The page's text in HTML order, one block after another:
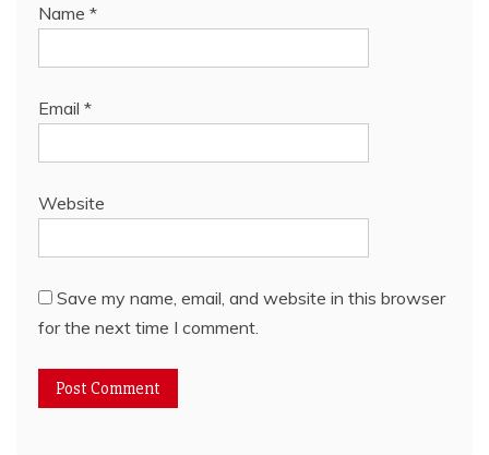
Name *
Email *
Website
Save my name, email, and website in this browser
for the next time I comment.